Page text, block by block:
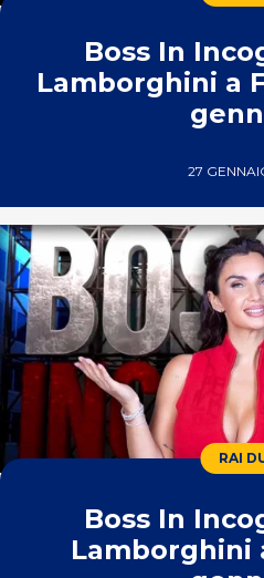
Boss In
Lamborghini a
27
RAI
Boss In
Lamborghini